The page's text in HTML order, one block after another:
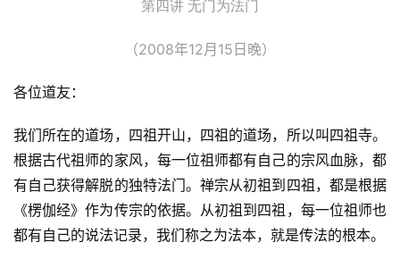
第四讲 无门为法门
（2008年12月15日晚）
各位道友：
我们所在的道场，四祖开山，四祖的道场，所以叫四祖寺。
根据古代祖师的家风，每一位祖师都有自己的宗风血脉，都
有自己获得解脱的独特法门。禅宗从初祖到四祖，都是根据
《楞伽经》作为传宗的依据。从初祖到四祖，每一位祖师也
都有自己的说法记录，我们称之为法本，就是传法的根本。